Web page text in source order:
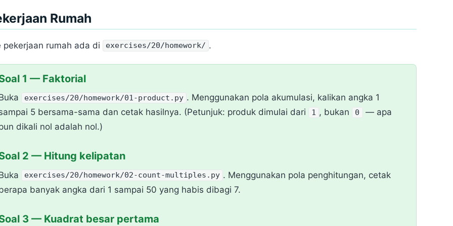
Rumah
pekerjaan rumah ada di exercises/20/homework/ .
1 — Faktorial
exercises/20/homework/01-product.py . Menggunakan pola akumulasi, kalikan angka 1
5 bersama-sama dan cetak hasilnya. (Petunjuk: produk dimulai dari
1 , bukan 0
— apa
dikali nol adalah nol.)
2 — Hitung kelipatan
exercises/20/homework/02-count-multiples.py . Menggunakan pola penghitungan, cetak
banyak angka dari 1 sampai 50 yang habis dibagi 7.
3 — Kuadrat besar pertama